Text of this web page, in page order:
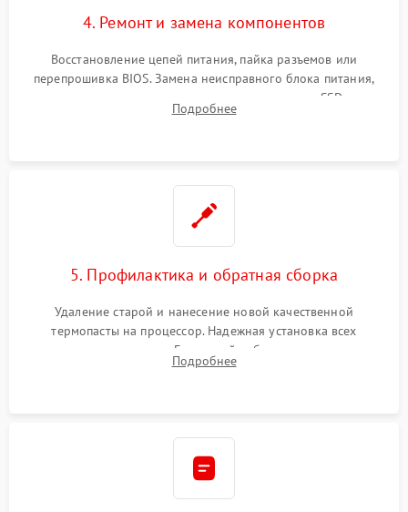
4. Ремонт и замена компонентов
Восстановление цепей питания, пайка разъемов или
перепрошивка BIOS. Замена неисправного блока питания,
видеокарты, процессора или установка нового SSD для
восстановления и повышения скорости работы системы.
Подробнее
5. Профилактика и обратная сборка
Удаление старой и нанесение новой качественной
термопасты на процессор. Надежная установка всех
комплектующих в слоты. Грамотный кабель-менеджмент для
обеспечения правильной циркуляции воздуха внутри
Подробнее